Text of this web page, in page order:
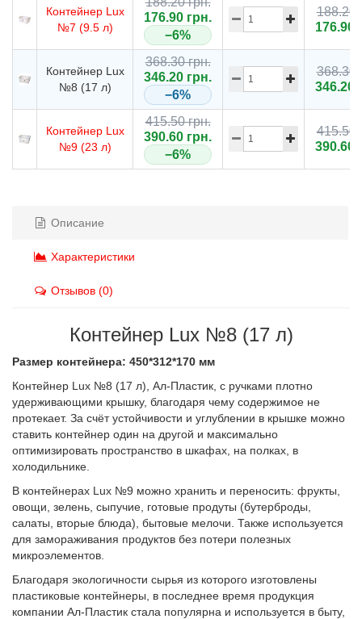
Контейнер Lux
№7 (9.5 л)
176.90 грн.
−6%
188.20
176.90
Контейнер Lux
№8 (17 л)
368.30 грн.
346.20 грн.
−6%
368.30
346.20
Контейнер Lux
№9 (23 л)
415.50 грн.
390.60 грн.
−6%
415.50
390.60
Описание
Характеристики
Отзывов (0)
Контейнер Lux №8 (17 л)
Размер контейнера: 450*312*170 мм
Контейнер Lux №8 (17 л), Ал-Пластик, с ручками плотно
удерживающими крышку, благодаря чему содержимое не
протекает. За счёт устойчивости и углублении в крышке можно
ставить контейнер один на другой и максимально
оптимизировать пространство в шкафах, на полках, в
холодильнике.
В контейнерах Lux №9 можно хранить и переносить: фрукты,
овощи, зелень, сыпучие, готовые продуты (бутерброды,
салаты, вторые блюда), бытовые мелочи. Также используется
для замораживания продуктов без потери полезных
микроэлементов.
Благодаря экологичности сырья из которого изготовлены
пластиковые контейнеры, в последнее время продукция
компании Ал-Пластик стала популярна и используется в быту,